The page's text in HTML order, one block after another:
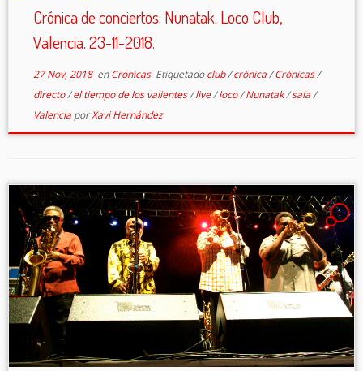
Crónica de conciertos: Nunatak. Loco Club,
Valencia. 23-11-2018.
27 Nov, 2018enCrónicas Etiquetadoclub/crónica/Crónicas/
directo/el tiempo de los valientes/live/loco/Nunatak/sala/
Valencia porXavi Hernández
1